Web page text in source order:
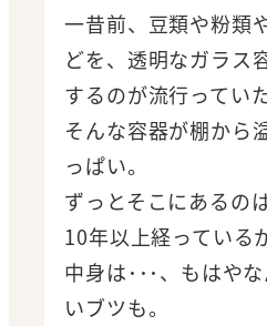
一昔前、豆類や粉類
どを、透明なガラス
するのが流行っていた
そんな容器が棚から
っぱい。
ずっとそこにあるの
10年以上経っている
中身は･･･、もはや
いブツも。